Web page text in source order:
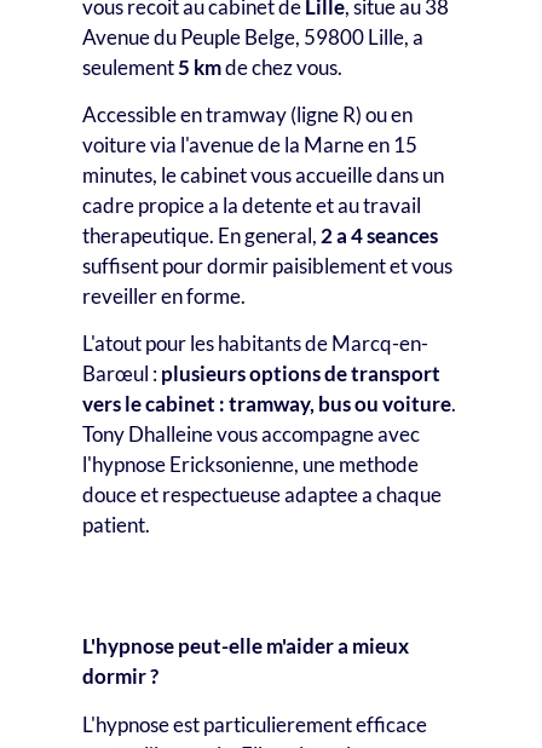
vous recoit au cabinet deLille, situe au 38
Avenue du Peuple Belge, 59800 Lille, a
seulement5 kmde chez vous.
Accessible en tramway (ligne R) ou en
voiture via l'avenue de la Marne en 15
minutes, le cabinet vous accueille dans un
cadre propice a la detente et au travail
therapeutique. En general, 2 a 4 seances
suffisent pour dormir paisiblement et vous
reveiller en forme.
L'atout pour les habitants de Marcq-en-
Barœul :plusieurs options de transport
vers le cabinet : tramway, bus ou voiture.
Tony Dhalleine vous accompagne avec
l'hypnose Ericksonienne, une methode
douce et respectueuse adaptee a chaque
patient.
L'hypnose peut-elle m'aider a mieux
dormir ?
L'hypnose est particulierement efficace